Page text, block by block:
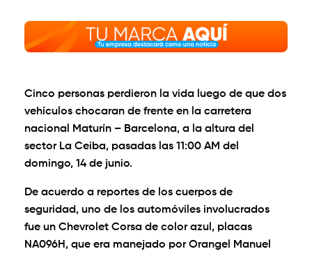
Cinco personas perdieron la vida luego de que dos
vehículos chocaran de frente en la carretera
nacional Maturín – Barcelona, a la altura del
sector La Ceiba, pasadas las 11:00 AM del
domingo, 14 de junio.
De acuerdo a reportes de los cuerpos de
seguridad, uno de los automóviles involucrados
fue un Chevrolet Corsa de color azul, placas
NA096H, que era manejado por Orangel Manuel